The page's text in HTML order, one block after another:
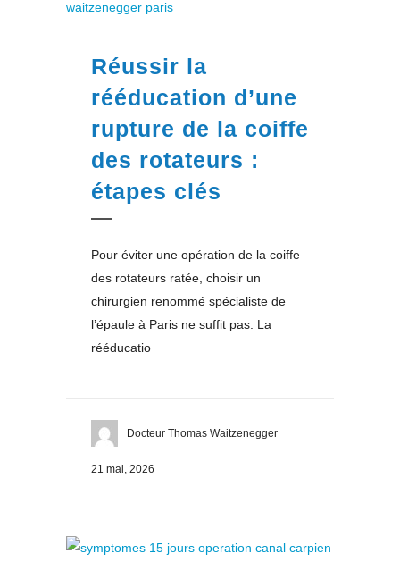
Réussir la
rééducation d’une
rupture de la coiffe
des rotateurs :
étapes clés
Pour éviter une opération de la coiffe
des rotateurs ratée, choisir un
chirurgien renommé spécialiste de
l’épaule à Paris ne suffit pas. La
rééducatio
Docteur Thomas Waitzenegger
21 mai, 2026